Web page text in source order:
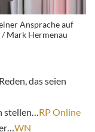
Ansprache auf
Mark Hermenau
das seien
RP Online
WN